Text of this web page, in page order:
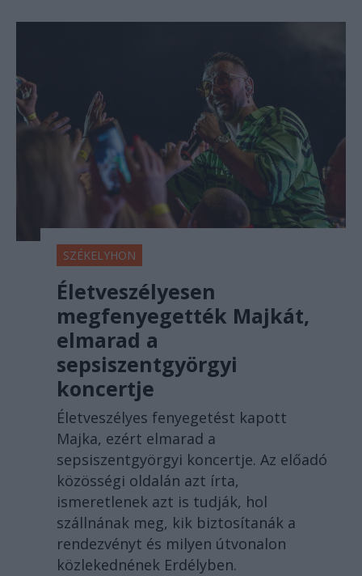
SZÉKELYHON
Életveszélyesen
megfenyegették Majkát,
elmarad a
sepsiszentgyörgyi
koncertje
Életveszélyes fenyegetést kapott
Majka, ezért elmarad a
sepsiszentgyörgyi koncertje. Az előadó
közösségi oldalán azt írta,
ismeretlenek azt is tudják, hol
szállnának meg, kik biztosítanák a
rendezvényt és milyen útvonalon
közlekednének Erdélyben.